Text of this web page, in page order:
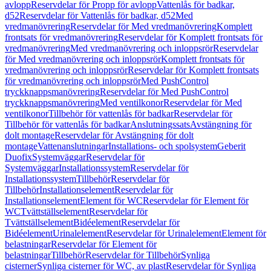
avloppReservdelar för Propp för avloppVattenlås för badkar,
d52Reservdelar för Vattenlås för badkar, d52Med
vredmanövreringReservdelar för Med vredmanövreringKomplett
frontsats för vredmanövreringReservdelar för Komplett frontsats för
vredmanövreringMed vredmanövrering och inloppsrörReservdelar
för Med vredmanövrering och inloppsrörKomplett frontsats för
vredmanövrering och inloppsrörReservdelar för Komplett frontsats
för vredmanövrering och inloppsrörMed PushControl
tryckknappsmanövreringReservdelar för Med PushControl
tryckknappsmanövreringMed ventilkonorReservdelar för Med
ventilkonorTillbehör för vattenlås för badkarReservdelar för
Tillbehör för vattenlås för badkarAnslutningssatsAvstängning för
dolt montageReservdelar för Avstängning för dolt
montageVattenanslutningarInstallations- och spolsystemGeberit
DuofixSystemväggarReservdelar för
SystemväggarInstallationssystemReservdelar för
InstallationssystemTillbehörReservdelar för
TillbehörInstallationselementReservdelar för
InstallationselementElement för WCReservdelar för Element för
WCTvättställselementReservdelar för
TvättställselementBidéelementReservdelar för
BidéelementUrinalelementReservdelar för UrinalelementElement för
belastningarReservdelar för Element för
belastningarTillbehörReservdelar för TillbehörSynliga
cisternerSynliga cisterner för WC, av plastReservdelar för Synliga